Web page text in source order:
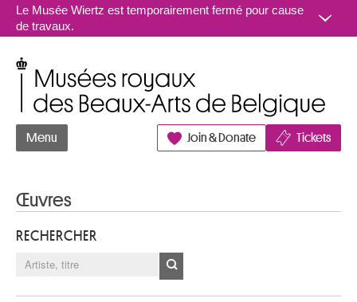
Aller au contenu
Le Musée Wiertz est temporairement fermé pour cause
de travaux.
Menu Join & Donate Tickets
Œuvres
RECHERCHER